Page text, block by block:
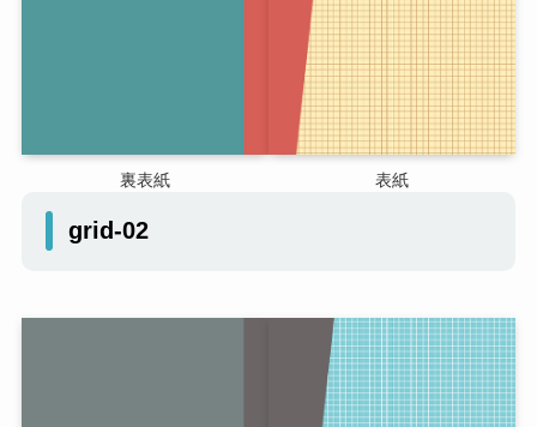
裏表紙 表紙
grid-02